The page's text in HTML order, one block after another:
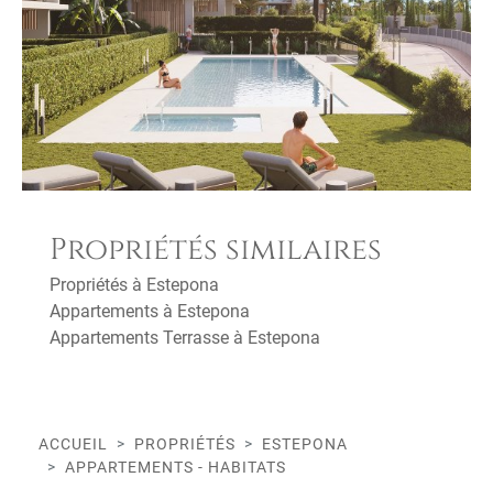
Propriétés similaires
Propriétés à Estepona
Appartements à Estepona
Appartements Terrasse à Estepona
ACCUEIL PROPRIÉTÉS
ESTEPONA
APPARTEMENTS - HABITATS